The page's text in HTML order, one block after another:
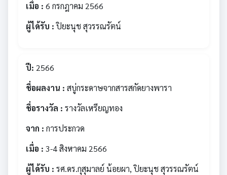
เมื่อ : 6 กรกฎาคม 2566
ผู้ได้รับ :ปิยะนุช สุวรรณรัตน์
ปี: 2566
ชื่อผลงาน : สบู่กระดาษจากสารสกัดยางพารา
ชื่อรางวัล : รางวัลเหรียญทอง
จาก : การประกวด
เมื่อ : 3-4 สิงหาคม 2566
ผู้ได้รับ : รศ.ดร.กุสุมาลย์ น้อยผา, ปิยะนุช สุวรรณรัตน์